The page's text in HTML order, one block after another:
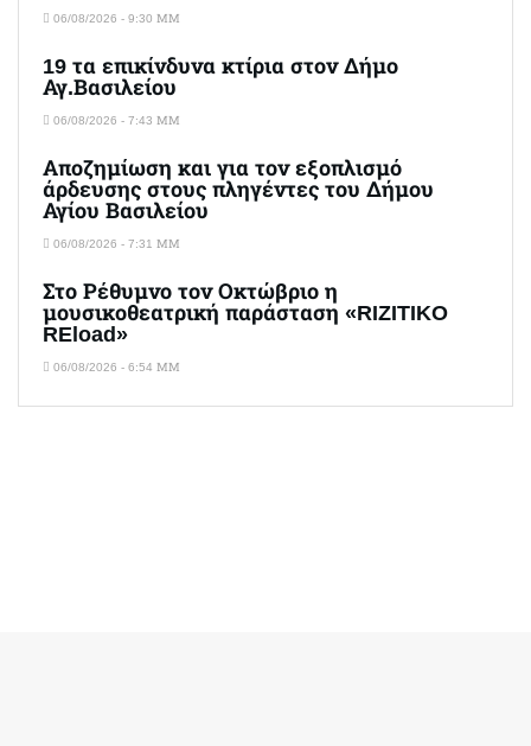
06/08/2026 - 9:30 ΜΜ
19 τα επικίνδυνα κτίρια στον Δήμο
Αγ.Βασιλείου
06/08/2026 - 7:43 ΜΜ
Αποζημίωση και για τον εξοπλισμό
άρδευσης στους πληγέντες του Δήμου
Αγίου Βασιλείου
06/08/2026 - 7:31 ΜΜ
Στο Ρέθυμνο τον Οκτώβριο η
μουσικοθεατρική παράσταση «RIZITIKO
REload»
06/08/2026 - 6:54 ΜΜ